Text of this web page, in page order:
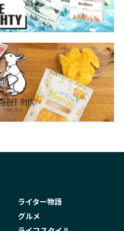
ライター物語
グルメ